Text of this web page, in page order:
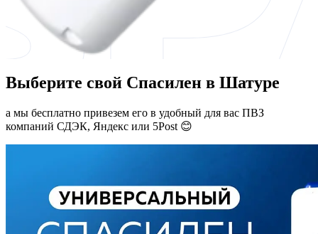
Выберите свой Спасилен в Шатуре
а мы бесплатно привезем его в удобный для вас ПВЗ
компаний СДЭК, Яндекс или 5Post 😊